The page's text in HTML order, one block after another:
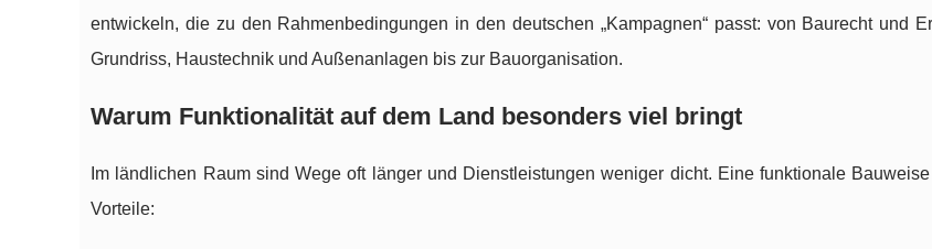
entwickeln, die zu den Rahmenbedingungen in den deutschen „Kampagnen“ passt: von Baurecht und
Grundriss, Haustechnik und Außenanlagen bis zur Bauorganisation.
Warum Funktionalität auf dem Land besonders viel bringt
Im ländlichen Raum sind Wege oft länger und Dienstleistungen weniger dicht. Eine funktionale
Vorteile: